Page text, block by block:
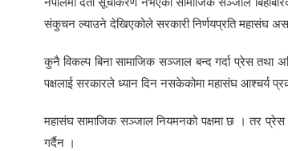
संकुचन ल्याउने देखिएकोले सरकारी निर्णयप्रति महासंघ
कुनै विकल्प बिना सामाजिक सञ्जाल बन्द गर्दा प्रेस
पक्षलाई सरकारले ध्यान दिन नसकेकोमा महासंघ आश्चर्य
महासंघ सामाजिक सञ्जाल नियमनको पक्षमा छ । तर प्रेस
गर्दैन ।